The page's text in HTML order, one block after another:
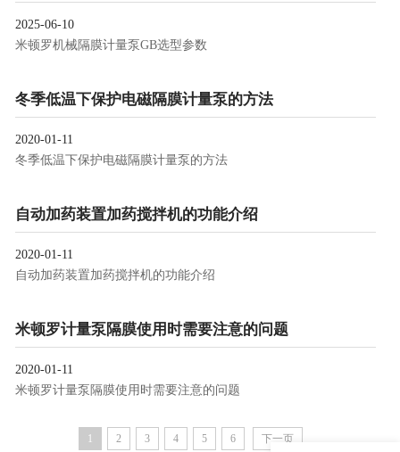
2025-06-10
米顿罗机械隔膜计量泵GB选型参数
冬季低温下保护电磁隔膜计量泵的方法
2020-01-11
冬季低温下保护电磁隔膜计量泵的方法
自动加药装置加药搅拌机的功能介绍
2020-01-11
自动加药装置加药搅拌机的功能介绍
米顿罗计量泵隔膜使用时需要注意的问题
2020-01-11
米顿罗计量泵隔膜使用时需要注意的问题
1 2 3 4 5 6 下一页